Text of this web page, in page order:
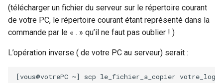
(télécharger un fichier du serveur sur le répertoire courant
de votre PC, le répertoire courant étant représenté dans la
commande par le « . » qu’il ne faut pas oublier ! )
L’opération inverse ( de votre PC au serveur) serait :
[vous@votrePC ~] scp le_fichier_a_copier